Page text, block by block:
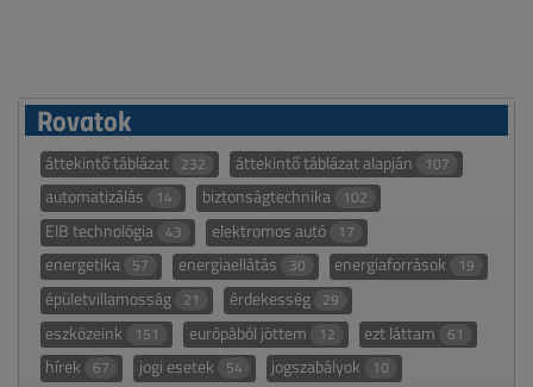
Rovatok
áttekintő táblázat 232 áttekintő táblázat alapján 107
automatizálás 14 biztonságtechnika 102
EIB technológia 43 elektromos autó 17
energetika 57 energiaellátás 30 energiaforrások 19
épületvillamosság 21 érdekesség 29
eszközeink 151 európából jöttem 12 ezt láttam 61
hírek 67 jogi esetek 54 jogszabályok 10